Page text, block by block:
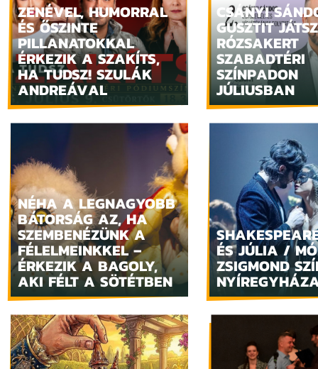
ZENÉVEL, HUMORRAL
ÉS ŐSZINTE
PILLANATOKKAL
ÉRKEZIK A SZAKÍTS,
HA TUDSZ! SZULÁK
ANDREÁVAL
CSÁNYI
GUSZTIT
RÓZSAKERT
SZABADTÉRI
SZÍNPADON
JÚLIUSBAN
NÉHA A LEGNAGYOBB
BÁTORSÁG AZ, HA
SZEMBENÉZÜNK A
FÉLELMEINKKEL –
ÉRKEZIK A BAGOLY,
AKI FÉLT A SÖTÉTBEN
ÉS JÚLIA /
ZSIGMOND